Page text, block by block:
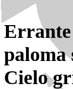
paloma
Cielo